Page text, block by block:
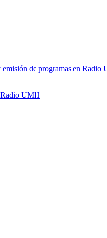
de programas en Radio
Radio UMH